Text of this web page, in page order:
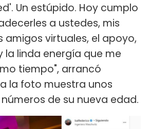
Un estúpido. Hoy cumplo
a ustedes, mis
amigos virtuales, el apoyo,
la linda energía que me
tiempo", arrancó
la foto muestra unos
de su nueva edad.